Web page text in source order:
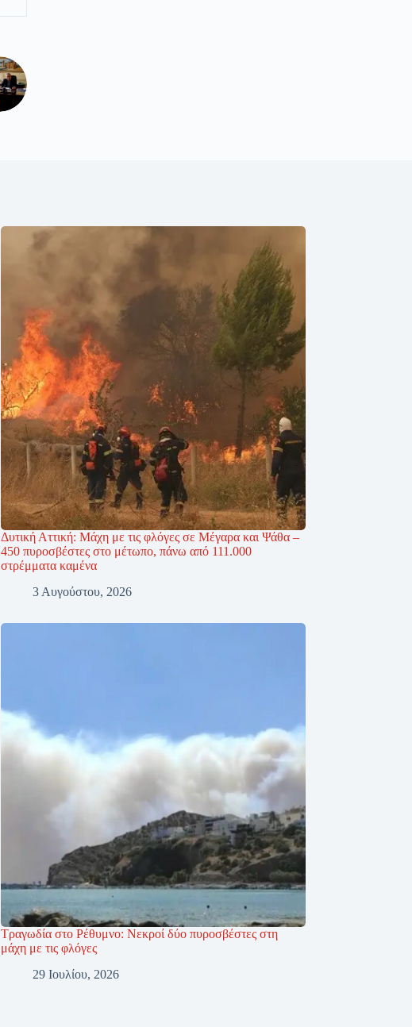
Δυτική Αττική: Μάχη με τις φλόγες σε Μέγαρα και Ψάθα –
450 πυροσβέστες στο μέτωπο, πάνω από 111.000
στρέμματα καμένα
3 Αυγούστου, 2026
Τραγωδία στο Ρέθυμνο: Νεκροί δύο πυροσβέστες στη
μάχη με τις φλόγες
29 Ιουλίου, 2026